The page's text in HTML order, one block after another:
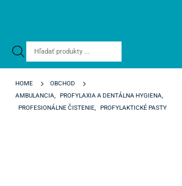
Products
HOME
OBCHOD
AMBULANCIA
PROFYLAXIA A DENTÁLNA HYGIENA
PROFESIONÁLNE ČISTENIE
PROFYLAKTICKÉ PASTY